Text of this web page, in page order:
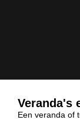
Veranda's
Een veranda of